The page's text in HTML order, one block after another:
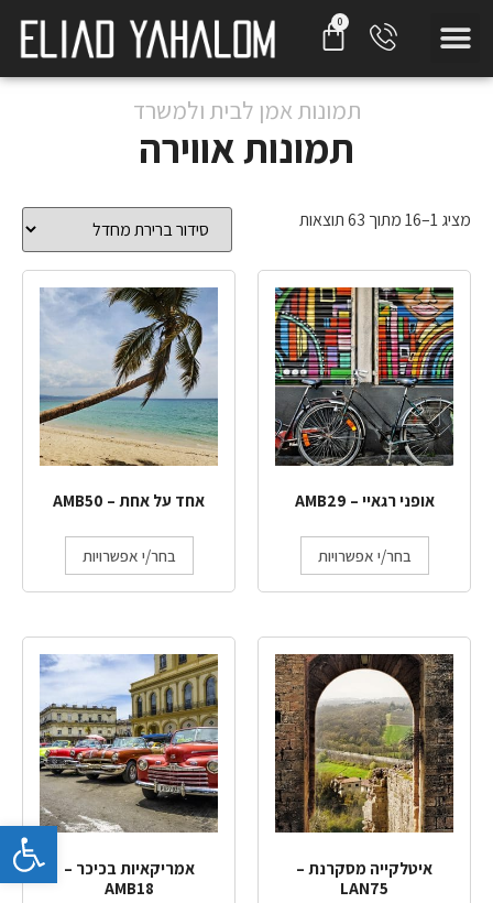
תמונות אמן לבית ולמשרד
תמונות אווירה
מציג 1–16 מתוך 63 תוצאות
אופני רגאיי – AMB29
בחר/י אפשרויות
אחד על אחת – AMB50
בחר/י אפשרויות
איטלקייה מסקרנת –
LAN75
אמריקאיות בכיכר –
AMB18